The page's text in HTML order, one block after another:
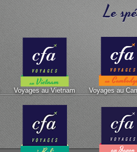
Le
Voyages au Vietnam Voyages au